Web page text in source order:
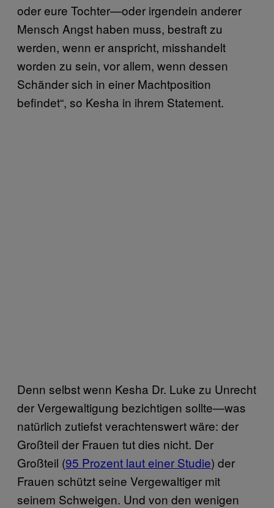
oder eure Tochter—oder irgendein anderer
Mensch Angst haben muss, bestraft zu
werden, wenn er anspricht, misshandelt
worden zu sein, vor allem, wenn dessen
Schänder sich in einer Machtposition
befindet“, so Kesha in ihrem Statement.
Denn selbst wenn Kesha Dr. Luke zu Unrecht
der Vergewaltigung bezichtigen sollte—was
natürlich zutiefst verachtenswert wäre: der
Großteil der Frauen tut dies nicht. Der
Großteil (95 Prozent laut einer Studie) der
Frauen schützt seine Vergewaltiger mit
seinem Schweigen. Und von den wenigen